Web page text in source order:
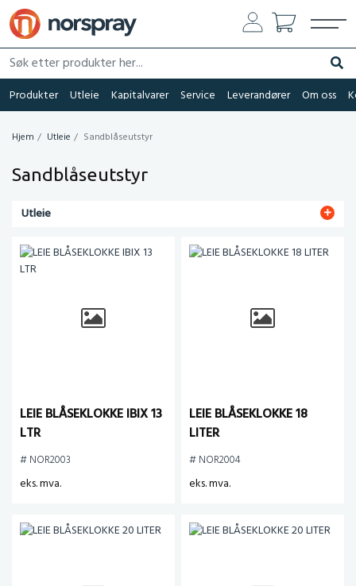
Søk etter produkter her...
Søk
Produkter Utleie Kapitalvarer Service Leverandører Om oss
Hjem Utleie Sandblåseutstyr
Sandblåseutstyr
Utleie
LEIE BLÅSEKLOKKE IBIX 13
LTR
# NOR2003
eks. mva.
LEIE BLÅSEKLOKKE 18
LITER
# NOR2004
eks. mva.